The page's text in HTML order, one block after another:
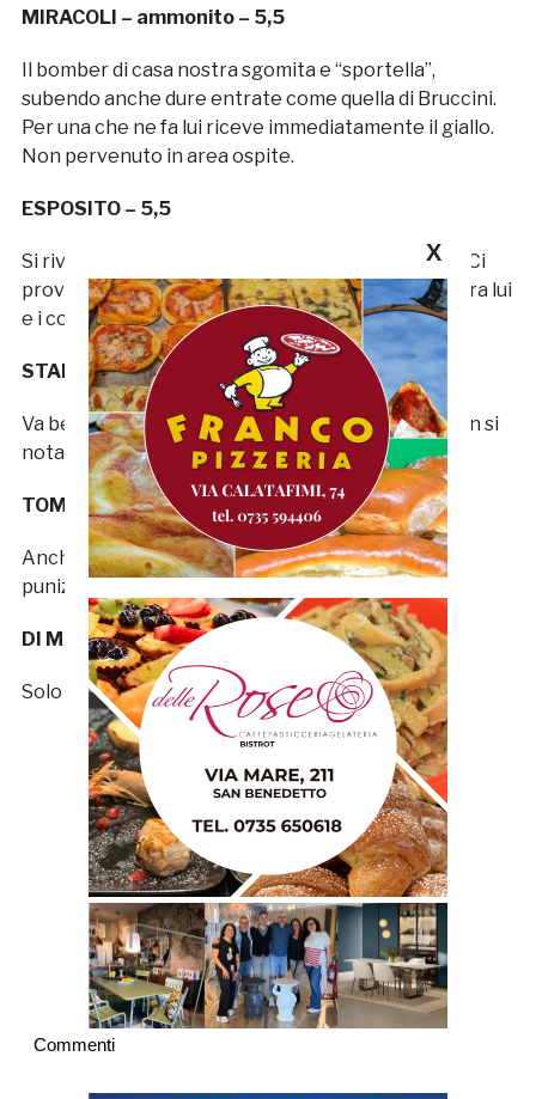
MIRACOLI – ammonito – 5,5
Il bomber di casa nostra sgomita e “sportella”,
subendo anche dure entrate come quella di Bruccini.
Per una che ne fa lui riceve immediatamente il giallo.
Non pervenuto in area ospite.
ESPOSITO – 5,5
Si rivede dopo il prolungato stop, rilevando Bove. Ci
prova, ma e’ troppo differente lo spessore fisico tra lui
e i corazzieri calabresi.
STANCO – s.v.
Va bene che è stato inserito tardivamente, ma non si
nota proprio.
TOMI – s.v.
Anche lui entra a giochi ormai fatti, spedendo una
punizione abbondantemente a lato.
DI MASSIMO – s.v.
Solo briciole per lui.
Commenti
X